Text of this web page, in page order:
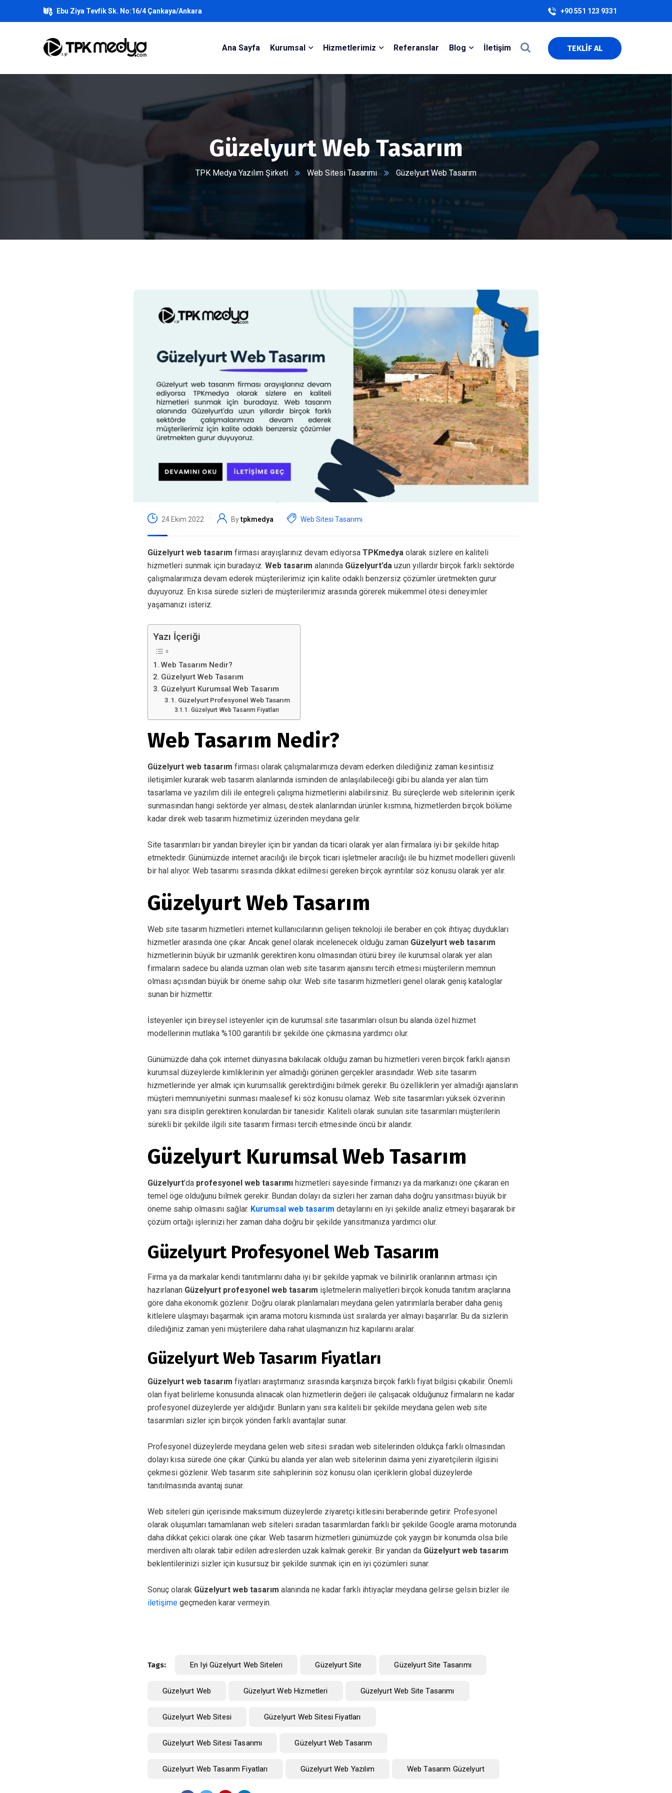
Ebu Ziya Tevfik Sk. No:16/4 Çankaya/Ankara +90 551 123 9331
Ana Sayfa Kurumsal Hizmetlerimiz Referanslar Blog İletişim TEKLİF AL
Güzelyurt Web Tasarım
TPK Medya Yazılım Şirketi Web Sitesi Tasarımı Güzelyurt Web Tasarım
24 Ekim 2022 Bytpkmedya Web Sitesi Tasarımı
Güzelyurt web tasarım firması arayışlarınız devam ediyorsa TPKmedya olarak sizlere en kaliteli
hizmetleri sunmak için buradayız. Web tasarım alanında Güzelyurt’da uzun yıllardır birçok farklı sektörde
çalışmalarımıza devam ederek müşterilerimiz için kalite odaklı benzersiz çözümler üretmekten gurur
duyuyoruz. En kısa sürede sizleri de müşterilerimiz arasında görerek mükemmel ötesi deneyimler
yaşamanızı isteriz.
Yazı İçeriği
Web Tasarım Nedir?
Güzelyurt Web Tasarım
Güzelyurt Kurumsal Web Tasarım
Güzelyurt Profesyonel Web Tasarım
Güzelyurt Web Tasarım Fiyatları
Web Tasarım Nedir?
Güzelyurt web tasarım firması olarak çalışmalarımıza devam ederken dilediğiniz zaman kesintisiz
iletişimler kurarak web tasarım alanlarında isminden de anlaşılabileceği gibi bu alanda yer alan tüm
tasarlama ve yazılım dili ile entegreli çalışma hizmetlerini alabilirsiniz. Bu süreçlerde web sitelerinin içerik
sunmasından hangi sektörde yer alması, destek alanlarından ürünler kısmına, hizmetlerden birçok bölüme
kadar direk web tasarım hizmetimiz üzerinden meydana gelir.
Site tasarımları bir yandan bireyler için bir yandan da ticari olarak yer alan firmalara iyi bir şekilde hitap
etmektedir. Günümüzde internet aracılığı ile birçok ticari işletmeler aracılığı ile bu hizmet modelleri güvenli
bir hal alıyor. Web tasarımı sırasında dikkat edilmesi gereken birçok ayrıntılar söz konusu olarak yer alır.
Güzelyurt Web Tasarım
Web site tasarım hizmetleri internet kullanıcılarının gelişen teknoloji ile beraber en çok ihtiyaç duydukları
hizmetler arasında öne çıkar. Ancak genel olarak incelenecek olduğu zaman Güzelyurt web tasarım
hizmetlerinin büyük bir uzmanlık gerektiren konu olmasından ötürü birey ile kurumsal olarak yer alan
firmaların sadece bu alanda uzman olan web site tasarım ajansını tercih etmesi müşterilerin memnun
olması açısından büyük bir öneme sahip olur. Web site tasarım hizmetleri genel olarak geniş kataloglar
sunan bir hizmettir.
İsteyenler için bireysel isteyenler için de kurumsal site tasarımları olsun bu alanda özel hizmet
modellerinin mutlaka %100 garantili bir şekilde öne çıkmasına yardımcı olur.
Günümüzde daha çok internet dünyasına bakılacak olduğu zaman bu hizmetleri veren birçok farklı ajansın
kurumsal düzeylerde kimliklerinin yer almadığı görünen gerçekler arasındadır. Web site tasarım
hizmetlerinde yer almak için kurumsallık gerektirdiğini bilmek gerekir. Bu özelliklerin yer almadığı ajansların
müşteri memnuniyetini sunması maalesef ki söz konusu olamaz. Web site tasarımları yüksek özverinin
yanı sıra disiplin gerektiren konulardan bir tanesidir. Kaliteli olarak sunulan site tasarımları müşterilerin
sürekli bir şekilde ilgili site tasarım firması tercih etmesinde öncü bir alandır.
Güzelyurt Kurumsal Web Tasarım
Güzelyurt’da profesyonel web tasarımı hizmetleri sayesinde firmanızı ya da markanızı öne çıkaran en
temel öge olduğunu bilmek gerekir. Bundan dolayı da sizleri her zaman daha doğru yansıtması büyük bir
öneme sahip olmasını sağlar. Kurumsal web tasarım detaylarını en iyi şekilde analiz etmeyi başararak bir
çözüm ortağı işlerinizi her zaman daha doğru bir şekilde yansıtmanıza yardımcı olur.
Güzelyurt Profesyonel Web Tasarım
Firma ya da markalar kendi tanıtımlarını daha iyi bir şekilde yapmak ve bilinirlik oranlarının artması için
hazırlanan Güzelyurt profesyonel web tasarım işletmelerin maliyetleri birçok konuda tanıtım araçlarına
göre daha ekonomik gözlenir. Doğru olarak planlamaları meydana gelen yatırımlarla beraber daha geniş
kitlelere ulaşmayı başarmak için arama motoru kısmında üst sıralarda yer almayı başarırlar. Bu da sizlerin
dilediğiniz zaman yeni müşterilere daha rahat ulaşmanızın hız kapılarını aralar.
Güzelyurt Web Tasarım Fiyatları
Güzelyurt web tasarım fiyatları araştırmanız sırasında karşınıza birçok farklı fiyat bilgisi çıkabilir. Önemli
olan fiyat belirleme konusunda alınacak olan hizmetlerin değeri ile çalışacak olduğunuz firmaların ne kadar
profesyonel düzeylerde yer aldığıdır. Bunların yanı sıra kaliteli bir şekilde meydana gelen web site
tasarımları sizler için birçok yönden farklı avantajlar sunar.
Profesyonel düzeylerde meydana gelen web sitesi sıradan web sitelerinden oldukça farklı olmasından
dolayı kısa sürede öne çıkar. Çünkü bu alanda yer alan web sitelerinin daima yeni ziyaretçilerin ilgisini
çekmesi gözlenir. Web tasarım site sahiplerinin söz konusu olan içeriklerin global düzeylerde
tanıtılmasında avantaj sunar.
Web siteleri gün içerisinde maksimum düzeylerde ziyaretçi kitlesini beraberinde getirir. Profesyonel
olarak oluşumları tamamlanan web siteleri sıradan tasarımlardan farklı bir şekilde Google arama motorunda
daha dikkat çekici olarak öne çıkar. Web tasarım hizmetleri günümüzde çok yaygın bir konumda olsa bile
merdiven altı olarak tabir edilen adreslerden uzak kalmak gerekir. Bir yandan da Güzelyurt web tasarım
beklentilerinizi sizler için kusursuz bir şekilde sunmak için en iyi çözümleri sunar.
Sonuç olarak Güzelyurt web tasarım alanında ne kadar farklı ihtiyaçlar meydana gelirse gelsin bizler ile
iletişime geçmeden karar vermeyin.
Tags: En Iyi Güzelyurt Web Siteleri Güzelyurt Site Güzelyurt Site Tasarımı
Güzelyurt Web Güzelyurt Web Hizmetleri Güzelyurt Web Site Tasarımı
Güzelyurt Web Sitesi Güzelyurt Web Sitesi Fiyatları
Güzelyurt Web Sitesi Tasarımı Güzelyurt Web Tasarım
Güzelyurt Web Tasarım Fiyatları Güzelyurt Web Yazılım Web Tasarım Güzelyurt